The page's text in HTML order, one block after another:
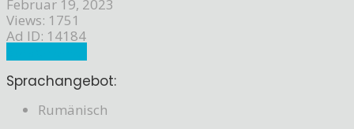
Februar 19, 2023
Views: 1751
Ad ID: 14184
Sprachangebot:
Rumänisch